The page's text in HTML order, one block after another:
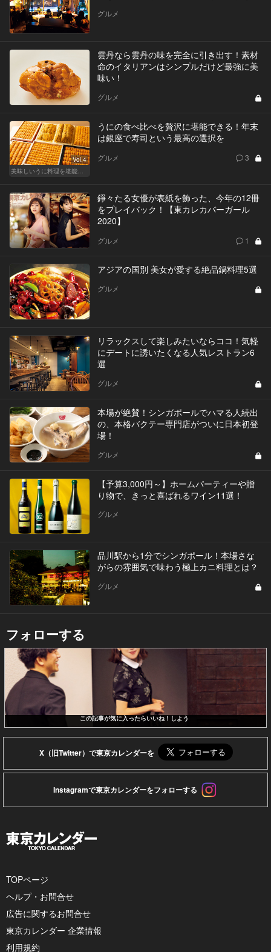
グルメ
雲丹なら雲丹の味を完全に引き出す！素材
命のイタリアンはシンプルだけど最強に美
味い！
グルメ
Vol.4
美味しいうに料理を堪能できる東京の名店
うにの食べ比べを贅沢に堪能できる！年末
は銀座で寿司という最高の選択を
グルメ 3
錚々たる女優が表紙を飾った、今年の12冊
をプレイバック！【東カレカバーガール
2020】
グルメ 1
アジアの国別 美女が愛する絶品鍋料理5選
グルメ
リラックスして楽しみたいならココ！気軽
にデートに誘いたくなる人気レストラン6
選
グルメ
本場が絶賛！シンガポールでハマる人続出
の、本格バクテー専門店がついに日本初登
場！
グルメ
【予算3,000円～】ホームパーティーや贈
り物で、きっと喜ばれるワイン11選！
グルメ
品川駅から1分でシンガポール！本場さな
がらの雰囲気で味わう極上カニ料理とは？
グルメ
フォローする
この記事が気に入ったらいいね！しよう
X（旧Twitter）で東京カレンダーを
Instagramで東京カレンダーをフォローする
TOPページ
ヘルプ・お問合せ
広告に関するお問合せ
東京カレンダー 企業情報
利用規約